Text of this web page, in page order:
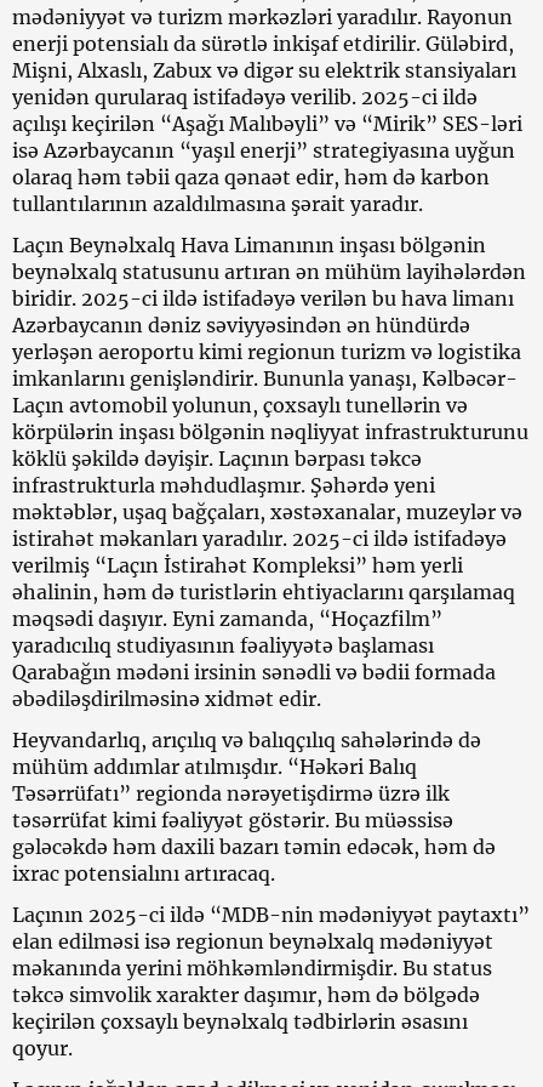
mədəniyyət və turizm mərkəzləri yaradılır. Rayonun
enerji potensialı da sürətlə inkişaf etdirilir. Güləbird,
Mişni, Alxaslı, Zabux və digər su elektrik stansiyaları
yenidən qurularaq istifadəyə verilib. 2025-ci ildə
açılışı keçirilən “Aşağı Malıbəyli” və “Mirik” SES-ləri
isə Azərbaycanın “yaşıl enerji” strategiyasına uyğun
olaraq həm təbii qaza qənaət edir, həm də karbon
tullantılarının azaldılmasına şərait yaradır.
Laçın Beynəlxalq Hava Limanının inşası bölgənin
beynəlxalq statusunu artıran ən mühüm layihələrdən
biridir. 2025-ci ildə istifadəyə verilən bu hava limanı
Azərbaycanın dəniz səviyyəsindən ən hündürdə
yerləşən aeroportu kimi regionun turizm və logistika
imkanlarını genişləndirir. Bununla yanaşı, Kəlbəcər-
Laçın avtomobil yolunun, çoxsaylı tunellərin və
körpülərin inşası bölgənin nəqliyyat infrastrukturunu
köklü şəkildə dəyişir. Laçının bərpası təkcə
infrastrukturla məhdudlaşmır. Şəhərdə yeni
məktəblər, uşaq bağçaları, xəstəxanalar, muzeylər və
istirahət məkanları yaradılır. 2025-ci ildə istifadəyə
verilmiş “Laçın İstirahət Kompleksi” həm yerli
əhalinin, həm də turistlərin ehtiyaclarını qarşılamaq
məqsədi daşıyır. Eyni zamanda, “Hoçazfilm”
yaradıcılıq studiyasının fəaliyyətə başlaması
Qarabağın mədəni irsinin sənədli və bədii formada
əbədiləşdirilməsinə xidmət edir.
Heyvandarlıq, arıçılıq və balıqçılıq sahələrində də
mühüm addımlar atılmışdır. “Həkəri Balıq
Təsərrüfatı” regionda nərəyetişdirmə üzrə ilk
təsərrüfat kimi fəaliyyət göstərir. Bu müəssisə
gələcəkdə həm daxili bazarı təmin edəcək, həm də
ixrac potensialını artıracaq.
Laçının 2025-ci ildə “MDB-nin mədəniyyət paytaxtı”
elan edilməsi isə regionun beynəlxalq mədəniyyət
məkanında yerini möhkəmləndirmişdir. Bu status
təkcə simvolik xarakter daşımır, həm də bölgədə
keçirilən çoxsaylı beynəlxalq tədbirlərin əsasını
qoyur.